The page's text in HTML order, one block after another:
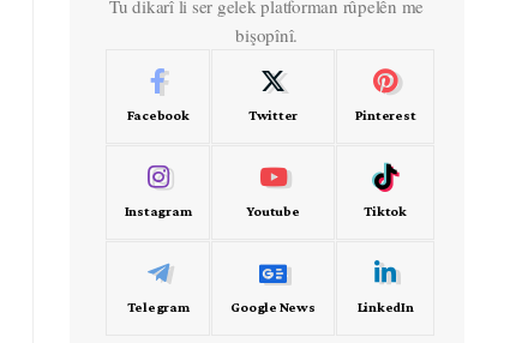
Tu dikarî li ser gelek platforman rûpelên me
bişopînî.
Facebook Twitter Pinterest
Instagram Youtube Tiktok
Telegram Google News LinkedIn